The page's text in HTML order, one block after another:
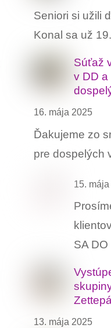
Seniori si užili
Konal sa už 19.
Súťaž
v DD a
16. mája 2025
Ďakujeme zo
pre dospelých
15.
SA
13. mája 2025